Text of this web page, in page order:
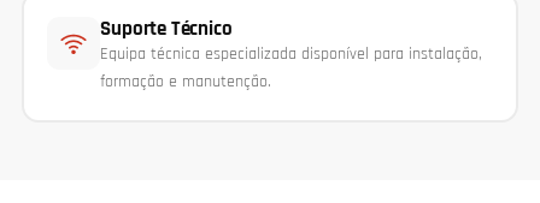
Suporte Técnico
Equipa técnica especializada disponível para instalação,
formação e manutenção.